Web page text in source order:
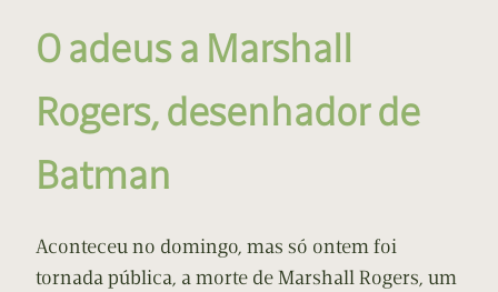
O adeus a Marshall
Rogers, desenhador de
Batman
Aconteceu no domingo, mas só ontem foi
tornada pública, a morte de Marshall Rogers, um